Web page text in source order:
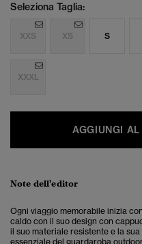
Seleziona Taglia:
XXS XS S
XXXL
AGGIUNGI
Note dell'editor
Ogni viaggio memorabile inizia
caldo con il suo design con
il suo materiale resistente e la
essenziale del guardaroba